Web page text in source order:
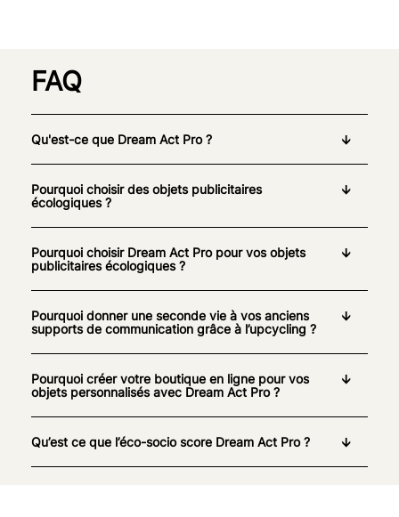
FAQ
Qu'est-ce que Dream Act Pro ?
Pourquoi choisir des objets publicitaires
écologiques ?
Pourquoi choisir Dream Act Pro pour vos objets
publicitaires écologiques ?
Pourquoi donner une seconde vie à vos anciens
supports de communication grâce à l’upcycling ?
Pourquoi créer votre boutique en ligne pour vos
objets personnalisés avec Dream Act Pro ?
Qu’est ce que l’éco-socio score Dream Act Pro ?